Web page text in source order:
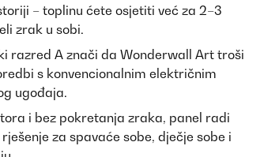
– toplinu ćete osjetiti već za 2–3
zrak u sobi.
razred A znači da Wonderwall Art troši
s konvencionalnim električnim
ugođaja.
i bez pokretanja zraka, panel radi
za spavaće sobe, dječje sobe i